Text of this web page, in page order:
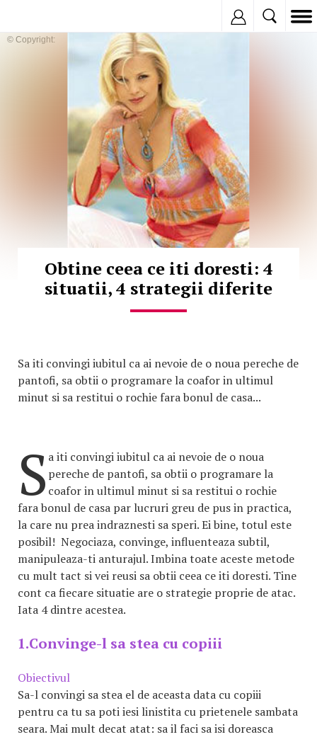
© Copyright:
Obtine ceea ce iti doresti: 4
situatii, 4 strategii diferite
Sa iti convingi iubitul ca ai nevoie de o noua pereche de
pantofi, sa obtii o programare la coafor in ultimul
minut si sa restitui o rochie fara bonul de casa...
S a iti convingi iubitul ca ai nevoie de o noua
pereche de pantofi, sa obtii o programare la
coafor in ultimul minut si sa restitui o rochie
fara bonul de casa par lucruri greu de pus in practica,
la care nu prea indraznesti sa speri. Ei bine, totul este
posibil! Negociaza, convinge, influenteaza subtil,
manipuleaza-ti anturajul. Imbina toate aceste metode
cu mult tact si vei reusi sa obtii ceea ce iti doresti. Tine
cont ca fiecare situatie are o strategie proprie de atac.
Iata 4 dintre acestea.
1.Convinge-l sa stea cu copiii
Obiectivul
Sa-l convingi sa stea el de aceasta data cu copiii
pentru ca tu sa poti iesi linistita cu prietenele sambata
seara. Mai mult decat atat: sa il faci sa isi doreasca